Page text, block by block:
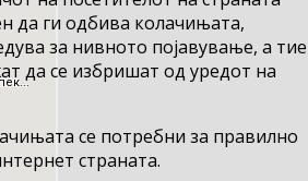
да ги одбива колачињата,
за нивното појавување, а тие
да се избришат од уредот на
се потребни за правилно
страната.